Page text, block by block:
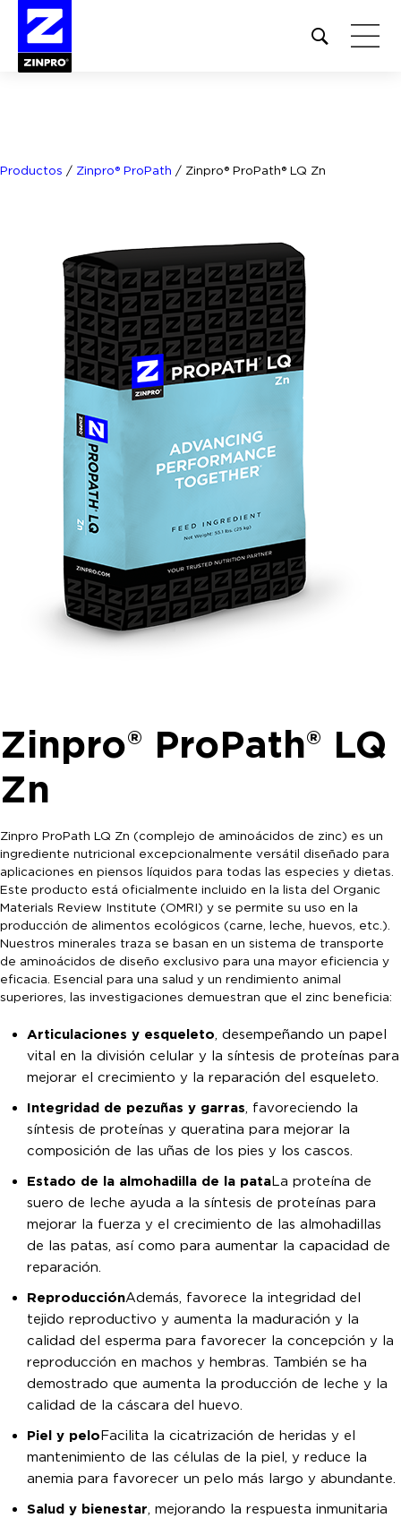
Open
site
Productos / Zinpro® ProPath / Zinpro® ProPath® LQ Zn
Zinpro® ProPath® LQ
Zn
Zinpro ProPath LQ Zn (complejo de aminoácidos de zinc) es un
ingrediente nutricional excepcionalmente versátil diseñado para
aplicaciones en piensos líquidos para todas las especies y dietas.
Este producto está oficialmente incluido en la lista del Organic
Materials Review Institute (OMRI) y se permite su uso en la
producción de alimentos ecológicos (carne, leche, huevos, etc.).
Nuestros minerales traza se basan en un sistema de transporte
de aminoácidos de diseño exclusivo para una mayor eficiencia y
eficacia. Esencial para una salud y un rendimiento animal
superiores, las investigaciones demuestran que el zinc beneficia:
Articulaciones y esqueleto, desempeñando un papel
vital en la división celular y la síntesis de proteínas para
mejorar el crecimiento y la reparación del esqueleto.
Integridad de pezuñas y garras, favoreciendo la
síntesis de proteínas y queratina para mejorar la
composición de las uñas de los pies y los cascos.
Estado de la almohadilla de la pataLa proteína de
suero de leche ayuda a la síntesis de proteínas para
mejorar la fuerza y el crecimiento de las almohadillas
de las patas, así como para aumentar la capacidad de
reparación.
ReproducciónAdemás, favorece la integridad del
tejido reproductivo y aumenta la maduración y la
calidad del esperma para favorecer la concepción y la
reproducción en machos y hembras. También se ha
demostrado que aumenta la producción de leche y la
calidad de la cáscara del huevo.
Piel y peloFacilita la cicatrización de heridas y el
mantenimiento de las células de la piel, y reduce la
anemia para favorecer un pelo más largo y abundante.
Salud y bienestar, mejorando la respuesta inmunitaria